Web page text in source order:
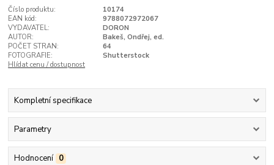
Číslo produktu:
10174
EAN kód:
9788072972067
VYDAVATEL:
DORON
AUTOR:
Bakeš, Ondřej, ed.
POČET STRAN:
64
FOTOGRAFIE:
Shutterstock
Hlídat cenu / dostupnost
Kompletní specifikace
Parametry
Hodnocení 0